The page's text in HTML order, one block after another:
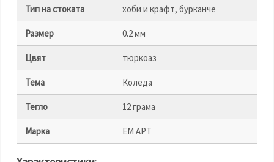
Тип на стоката хоби и крафт, бурканче
Размер 0.2 мм
Цвят тюркоаз
Тема Коледа
Тегло 12 грама
Марка ЕМ АРТ